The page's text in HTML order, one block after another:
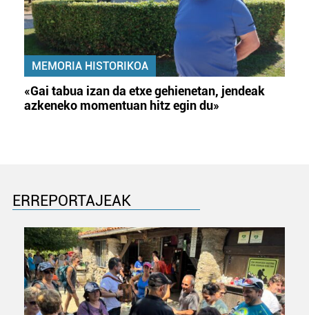
MEMORIA HISTORIKOA
«Gai tabua izan da etxe gehienetan, jendeak
azkeneko momentuan hitz egin du»
ERREPORTAJEAK